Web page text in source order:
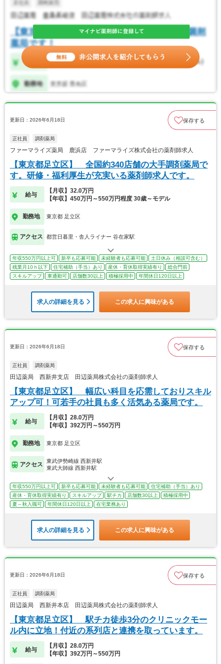
更新日：2026年6月18日 保存する
正社員 調剤薬局
ファーマライズ薬局 鹿浜店 ファーマライズ株式会社の薬剤師求人
【東京都足立区】 全国約340店舗の大手調剤薬局で
す。研修・福利厚生が充実いる薬剤師求人です。
給与
【月収】32.0万円
【年収】450万円～550万円程度 30歳～モデル
勤務地 東京都 足立区
アクセス 都営日暮里・舎人ライナー 谷在家駅
年収550万円以上可 新卒も応募可能 未経験者も応募可能
土日休み（相談可含む）
残業月10ｈ以下
住宅補助（手当）あり 産休・育休取得実績有り
総合門前
スキルアップ
車通勤可 店舗数30以上 積極採用中 年間休日120日以上
求人の詳細を見る この求人に興味がある
更新日：2026年6月18日 保存する
正社員 調剤薬局
田辺薬局 西新井支店 田辺薬局株式会社の薬剤師求人
【東京都足立区】 幅広い科目を応需しておりスキル
アップ可！可若手の社員も多く活気ある薬局です。
給与
【月収】28.0万円
【年収】392万円～550万円
勤務地 東京都 足立区
アクセス
東武伊勢崎線 西新井駅
東武大師線 西新井駅
年収550万円以上可 新卒も応募可能 未経験者も応募可能
住宅補助（手当）あり
産休・育休取得実績有り
スキルアップ 駅チカ 店舗数30以上
積極採用中
夏～秋入職可
年間休日120日以上 在宅業務あり
求人の詳細を見る この求人に興味がある
更新日：2026年6月18日 保存する
正社員 調剤薬局
田辺薬局 西新井本店 田辺薬局株式会社の薬剤師求人
【東京都足立区】 駅チカ徒歩3分のクリニックモー
ル内に立地！付近の系列店と連携を取っています。
給与
【月収】28.0万円
【年収】392万円～550万円